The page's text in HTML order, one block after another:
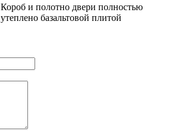
Короб и полотно двери полностью
утеплено базальтовой плитой